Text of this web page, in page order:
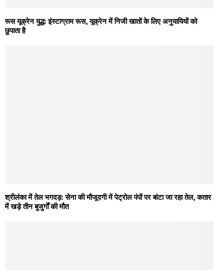
रूस यूक्रेन युद्ध: इंस्टाग्राम रूस, यूक्रेन में निजी खातों के लिए अनुयायियों को
छुपाता है
श्रीलंका में तेल भगदड़: सेना की मौजूदगी में पेट्रोल पंपों पर बांटा जा रहा तेल, कतार
में खड़े तीन बुजुर्गों की मौत